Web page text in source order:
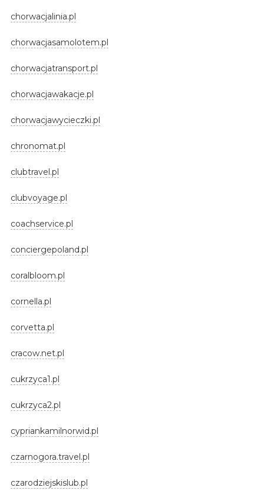
chorwacjalinia.pl
chorwacjasamolotem.pl
chorwacjatransport.pl
chorwacjawakacje.pl
chorwacjawycieczki.pl
chronomat.pl
clubtravel.pl
clubvoyage.pl
coachservice.pl
conciergepoland.pl
coralbloom.pl
cornella.pl
corvetta.pl
cracow.net.pl
cukrzyca1.pl
cukrzyca2.pl
cypriankamilnorwid.pl
czarnogora.travel.pl
czarodziejskislub.pl